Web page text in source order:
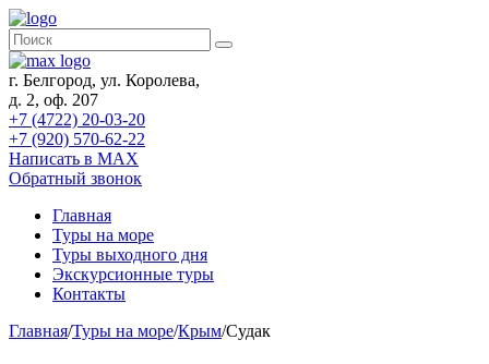
г. Белгород, ул. Королева,
д. 2, оф. 207
+7 (4722) 20-03-20
+7 (920) 570-62-22
Написать в MAX
Обратный звонок
Главная
Туры на море
Туры выходного дня
Экскурсионные туры
Контакты
Главная/Туры на море/Крым/Судак